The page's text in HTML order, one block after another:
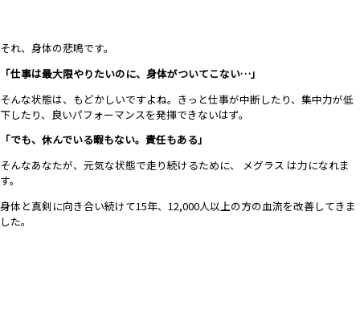
それ、身体の悲鳴です。
「仕事は最大限やりたいのに、身体がついてこない…」
そんな状態は、もどかしいですよね。きっと仕事が中断したり、集中力が低
下したり、良いパフォーマンスを発揮できないはず。
「でも、休んでいる暇もない。責任もある」
そんなあなたが、元気な状態で走り続けるために、 メグラス は力になれま
す。
身体と真剣に向き合い続けて15年、12,000人以上の方の血流を改善してきま
した。